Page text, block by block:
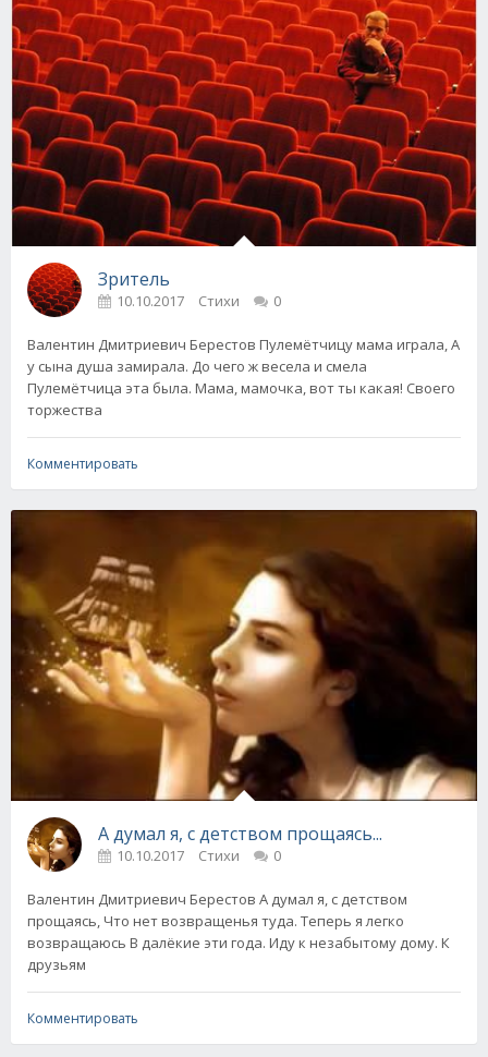
Зритель
10.10.2017 Стихи 0
Валентин Дмитриевич Берестов Пулемётчицу мама играла, А
у сына душа замирала. До чего ж весела и смела
Пулемётчица эта была. Мама, мамочка, вот ты какая! Своего
торжества
Комментировать
А думал я, с детством прощаясь...
10.10.2017 Стихи 0
Валентин Дмитриевич Берестов А думал я, с детством
прощаясь, Что нет возвращенья туда. Теперь я легко
возвращаюсь В далёкие эти года. Иду к незабытому дому. К
друзьям
Комментировать